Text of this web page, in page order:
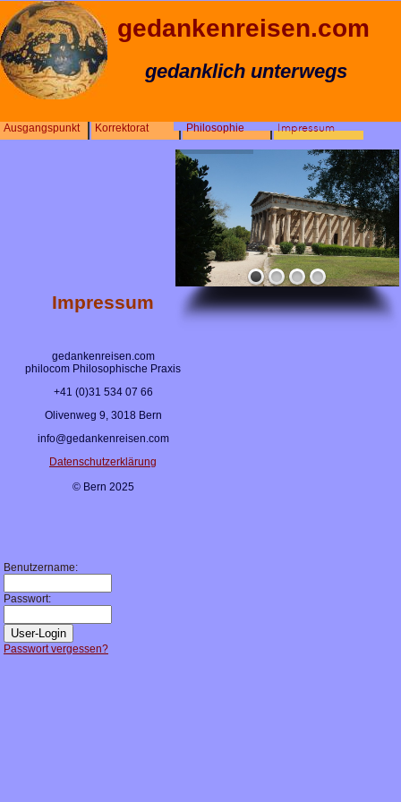
gedankenreisen.com
gedanklich unterwegs
Ausgangspunkt Korrektorat Philosophie Impressum
Impressum
gedankenreisen.com
philocom Philosophische Praxis
+41 (0)31 534 07 66
Olivenweg 9, 3018 Bern
info@gedankenreisen.com
Datenschutzerklärung
© Bern 2025
Benutzername:
Passwort:
Passwort vergessen?